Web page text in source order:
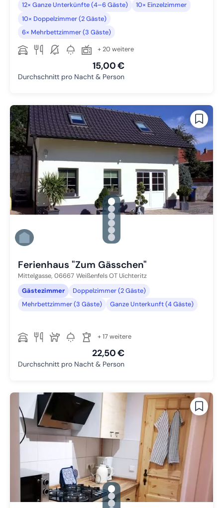
12× Ganze Unterkünfte (4–6 Gäste)
10× Einzelzimmer
10× Doppelzimmer (2 Gäste)
6× Mehrbettzimmer (3 Gäste)
+ 20 weitere
15,00 €
Durchschnitt pro Nacht & Person
gallery.slide_selector
Zu Slide 1 wechseln
Zu Slide 2 wechseln
Zu Slide 3 wechseln
Zu Slide 4 wechseln
Zu Slide 5 wechseln
Zu Slide 6 wechseln
Ferienhaus "Zum Gässchen"
Mittelgasse, 06667 Weißenfels OT Uichteritz
Gästezimmer
Doppelzimmer (2 Gäste)
Mehrbettzimmer (3 Gäste)
Ganze Unterkunft (4 Gäste)
+ 17 weitere
22,50 €
Durchschnitt pro Nacht & Person
gallery.slide_selector
Zu Slide 1 wechseln
Zu Slide 2 wechseln